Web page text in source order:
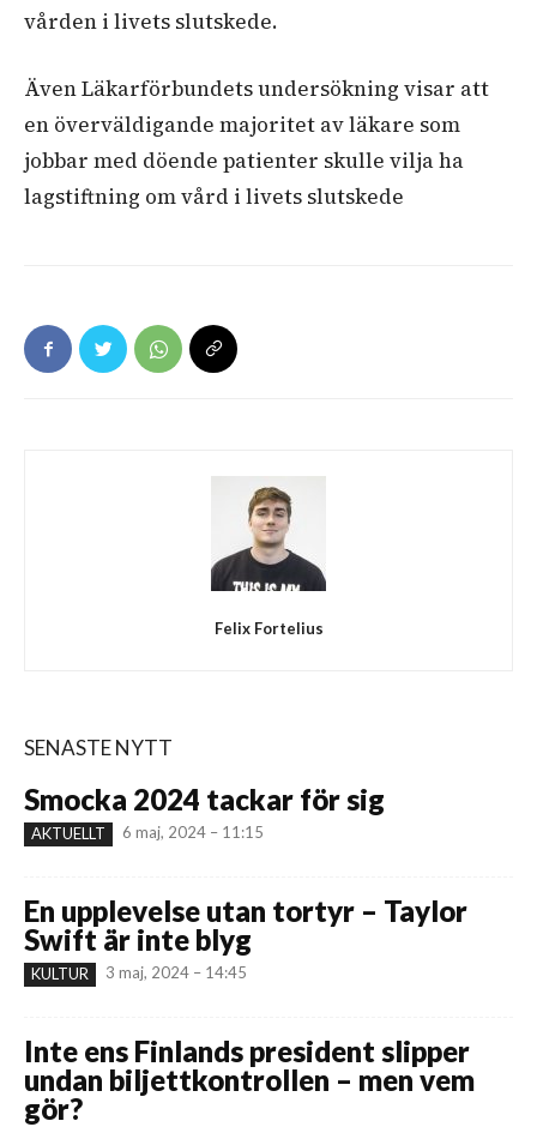
vården i livets slutskede.
Även Läkarförbundets undersökning visar att
en överväldigande majoritet av läkare som
jobbar med döende patienter skulle vilja ha
lagstiftning om vård i livets slutskede
Felix Fortelius
SENASTE NYTT
Smocka 2024 tackar för sig
AKTUELLT 6 maj, 2024 – 11:15
En upplevelse utan tortyr – Taylor
Swift är inte blyg
KULTUR 3 maj, 2024 – 14:45
Inte ens Finlands president slipper
undan biljettkontrollen – men vem
gör?